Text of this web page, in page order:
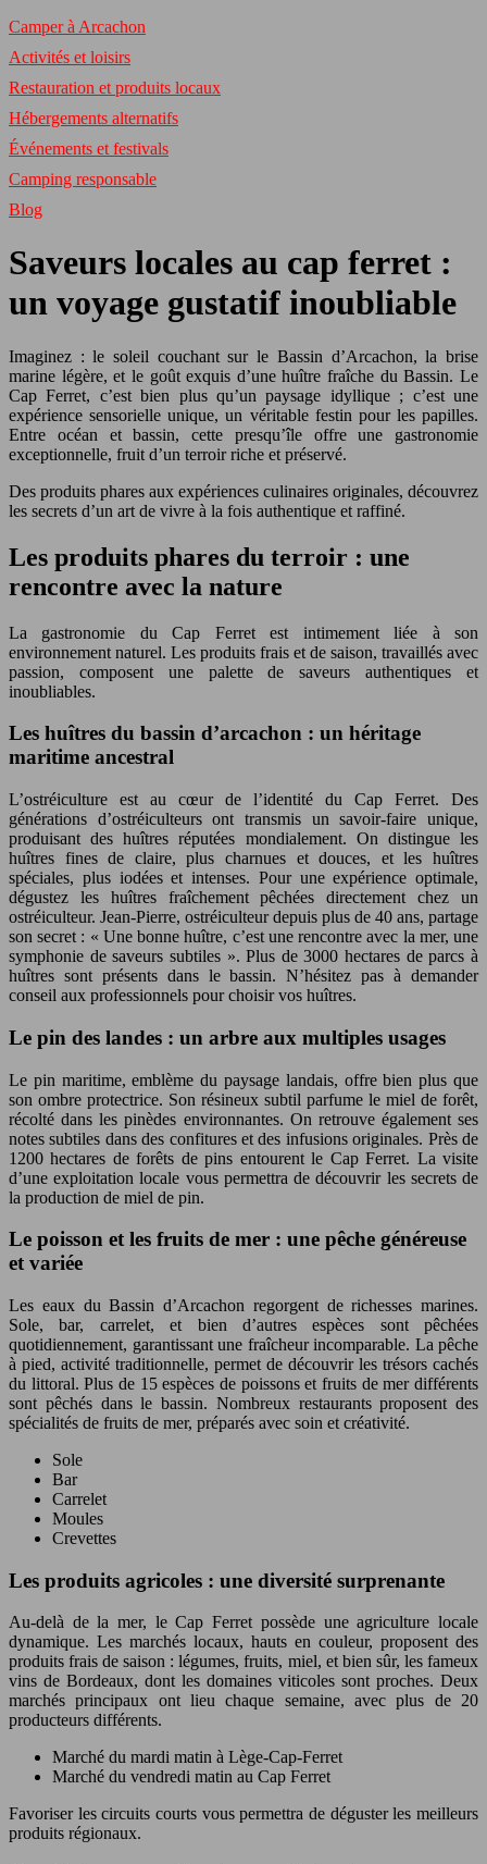
Camper à Arcachon
Activités et loisirs
Restauration et produits locaux
Hébergements alternatifs
Événements et festivals
Camping responsable
Blog
Saveurs locales au cap ferret :
un voyage gustatif inoubliable
Imaginez : le soleil couchant sur le Bassin d’Arcachon, la brise
marine légère, et le goût exquis d’une huître fraîche du Bassin. Le
Cap Ferret, c’est bien plus qu’un paysage idyllique ; c’est une
expérience sensorielle unique, un véritable festin pour les papilles.
Entre océan et bassin, cette presqu’île offre une gastronomie
exceptionnelle, fruit d’un terroir riche et préservé.
Des produits phares aux expériences culinaires originales, découvrez
les secrets d’un art de vivre à la fois authentique et raffiné.
Les produits phares du terroir : une
rencontre avec la nature
La gastronomie du Cap Ferret est intimement liée à son
environnement naturel. Les produits frais et de saison, travaillés avec
passion, composent une palette de saveurs authentiques et
inoubliables.
Les huîtres du bassin d’arcachon : un héritage
maritime ancestral
L’ostréiculture est au cœur de l’identité du Cap Ferret. Des
générations d’ostréiculteurs ont transmis un savoir-faire unique,
produisant des huîtres réputées mondialement. On distingue les
huîtres fines de claire, plus charnues et douces, et les huîtres
spéciales, plus iodées et intenses. Pour une expérience optimale,
dégustez les huîtres fraîchement pêchées directement chez un
ostréiculteur. Jean-Pierre, ostréiculteur depuis plus de 40 ans, partage
son secret : « Une bonne huître, c’est une rencontre avec la mer, une
symphonie de saveurs subtiles ». Plus de 3000 hectares de parcs à
huîtres sont présents dans le bassin. N’hésitez pas à demander
conseil aux professionnels pour choisir vos huîtres.
Le pin des landes : un arbre aux multiples usages
Le pin maritime, emblème du paysage landais, offre bien plus que
son ombre protectrice. Son résineux subtil parfume le miel de forêt,
récolté dans les pinèdes environnantes. On retrouve également ses
notes subtiles dans des confitures et des infusions originales. Près de
1200 hectares de forêts de pins entourent le Cap Ferret. La visite
d’une exploitation locale vous permettra de découvrir les secrets de
la production de miel de pin.
Le poisson et les fruits de mer : une pêche généreuse
et variée
Les eaux du Bassin d’Arcachon regorgent de richesses marines.
Sole, bar, carrelet, et bien d’autres espèces sont pêchées
quotidiennement, garantissant une fraîcheur incomparable. La pêche
à pied, activité traditionnelle, permet de découvrir les trésors cachés
du littoral. Plus de 15 espèces de poissons et fruits de mer différents
sont pêchés dans le bassin. Nombreux restaurants proposent des
spécialités de fruits de mer, préparés avec soin et créativité.
Sole
Bar
Carrelet
Moules
Crevettes
Les produits agricoles : une diversité surprenante
Au-delà de la mer, le Cap Ferret possède une agriculture locale
dynamique. Les marchés locaux, hauts en couleur, proposent des
produits frais de saison : légumes, fruits, miel, et bien sûr, les fameux
vins de Bordeaux, dont les domaines viticoles sont proches. Deux
marchés principaux ont lieu chaque semaine, avec plus de 20
producteurs différents.
Marché du mardi matin à Lège-Cap-Ferret
Marché du vendredi matin au Cap Ferret
Favoriser les circuits courts vous permettra de déguster les meilleurs
produits régionaux.